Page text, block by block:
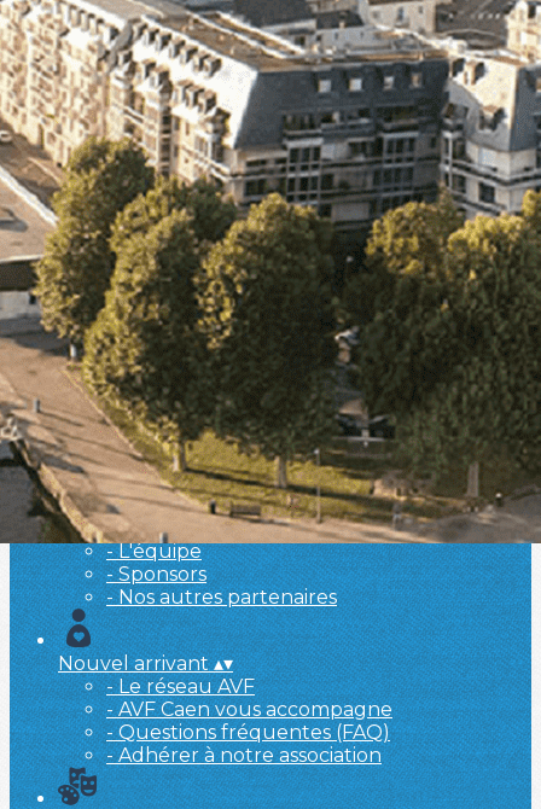
Exporter les lignes sélectionnées
Exporter toutes les colonnes
Exporter uniquement les colonnes affichées
Menu
<
>
- 🎁 Caen on aime, on partage
- 🎉 Les événements AVF
- Activités et Loisirs
Ajoutez un logo, un bouton, des réseaux sociaux
Cliquez pour éditer
L'association▴▾
- L'association
- Brochure
- L'équipe
- Sponsors
- Nos autres partenaires
Nouvel arrivant▴▾
- Le réseau AVF
- AVF Caen vous accompagne
- Questions fréquentes (FAQ)
- Adhérer à notre association